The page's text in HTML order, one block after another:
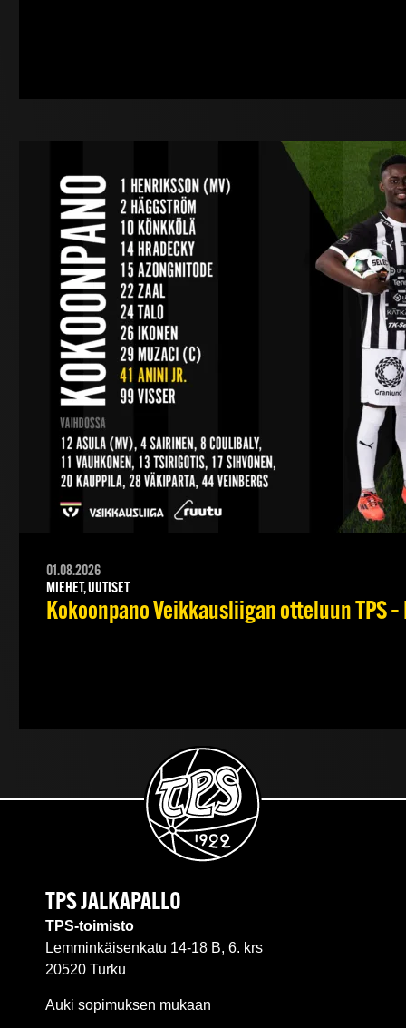
01.08.2026
MIEHET, UUTISET
Kokoonpano Veikkausliigan otteluun TPS
TPS JALKAPALLO
TPS-toimisto
Lemminkäisenkatu 14-18 B, 6. krs
20520 Turku
Auki sopimuksen mukaan